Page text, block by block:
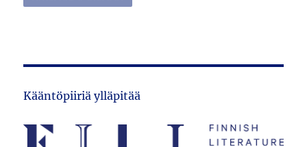
Kääntöpiiriä ylläpitää